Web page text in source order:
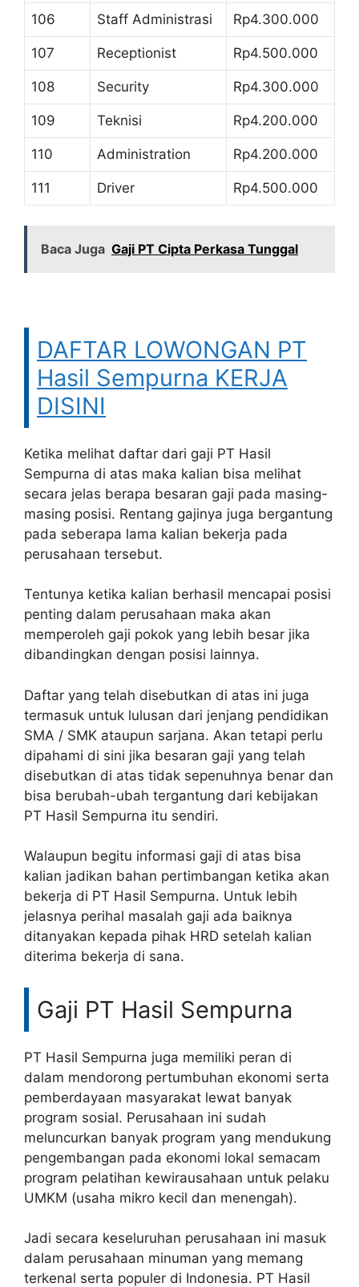
106 Staff Administrasi Rp4.300.000
107 Receptionist Rp4.500.000
108 Security Rp4.300.000
109 Teknisi Rp4.200.000
110 Administration Rp4.200.000
111 Driver Rp4.500.000
Baca Juga Gaji PT Cipta Perkasa Tunggal
DAFTAR LOWONGAN PT
Hasil Sempurna KERJA
DISINI
Ketika melihat daftar dari gaji PT Hasil
Sempurna di atas maka kalian bisa melihat
secara jelas berapa besaran gaji pada masing-
masing posisi. Rentang gajinya juga bergantung
pada seberapa lama kalian bekerja pada
perusahaan tersebut.
Tentunya ketika kalian berhasil mencapai posisi
penting dalam perusahaan maka akan
memperoleh gaji pokok yang lebih besar jika
dibandingkan dengan posisi lainnya.
Daftar yang telah disebutkan di atas ini juga
termasuk untuk lulusan dari jenjang pendidikan
SMA / SMK ataupun sarjana. Akan tetapi perlu
dipahami di sini jika besaran gaji yang telah
disebutkan di atas tidak sepenuhnya benar dan
bisa berubah-ubah tergantung dari kebijakan
PT Hasil Sempurna itu sendiri.
Walaupun begitu informasi gaji di atas bisa
kalian jadikan bahan pertimbangan ketika akan
bekerja di PT Hasil Sempurna. Untuk lebih
jelasnya perihal masalah gaji ada baiknya
ditanyakan kepada pihak HRD setelah kalian
diterima bekerja di sana.
Gaji PT Hasil Sempurna
PT Hasil Sempurna juga memiliki peran di
dalam mendorong pertumbuhan ekonomi serta
pemberdayaan masyarakat lewat banyak
program sosial. Perusahaan ini sudah
meluncurkan banyak program yang mendukung
pengembangan pada ekonomi lokal semacam
program pelatihan kewirausahaan untuk pelaku
UMKM (usaha mikro kecil dan menengah).
Jadi secara keseluruhan perusahaan ini masuk
dalam perusahaan minuman yang memang
terkenal serta populer di Indonesia. PT Hasil